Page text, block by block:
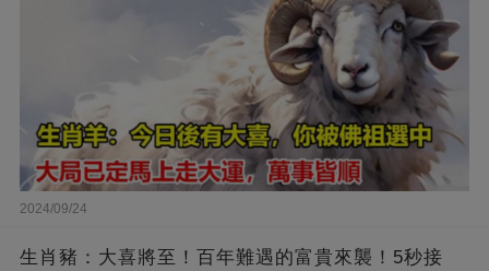
2024/09/24
生肖豬：大喜將至！百年難遇的富貴來襲！5秒接